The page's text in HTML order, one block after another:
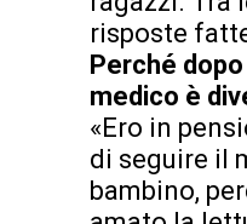
risposte
Perché
medico è
«Ero in
di seguire il
bambino,